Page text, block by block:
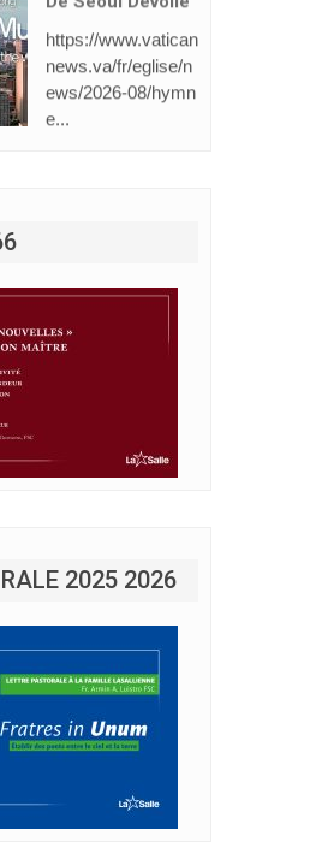
news.va/fr/eglise/n
ews/2026-08/hymn
e...
2025 2026